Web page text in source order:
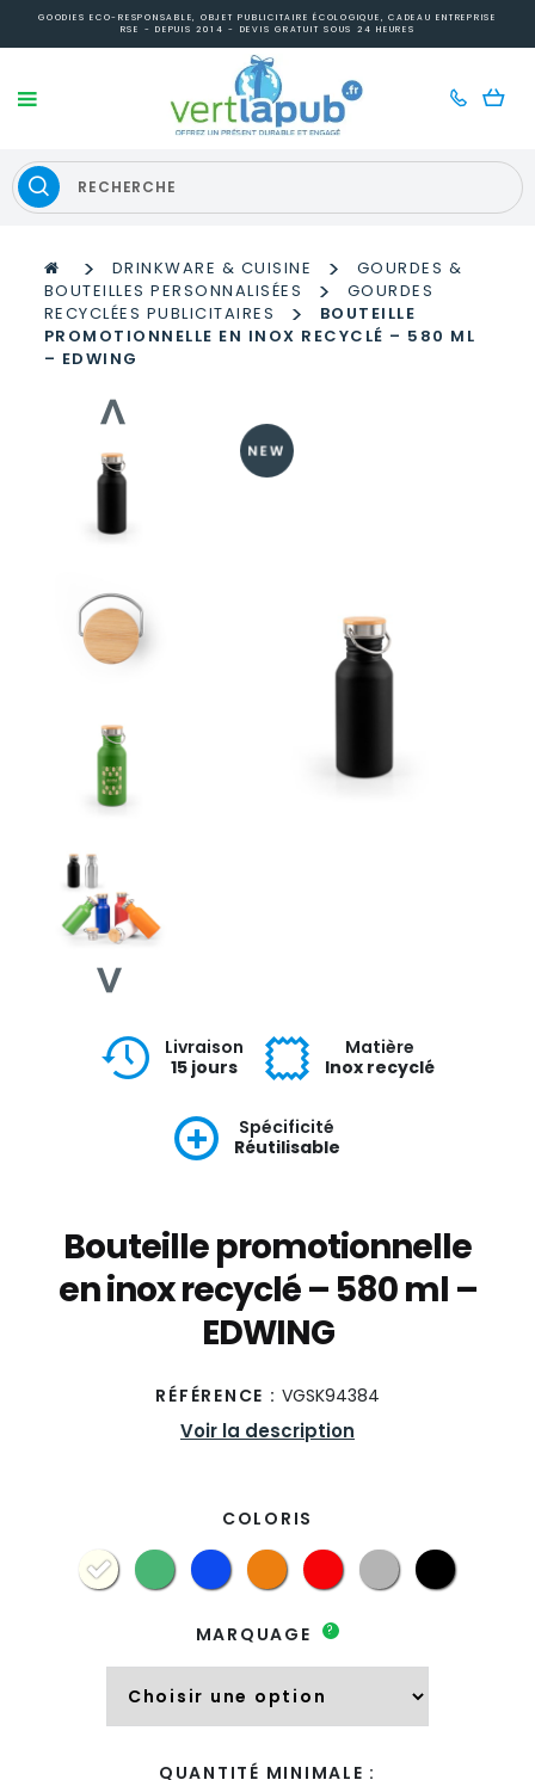
GOODIES ECO-RESPONSABLE, OBJET PUBLICITAIRE ÉCOLOGIQUE, CADEAU ENTREPRISE
RSE - DEPUIS 2014 - DEVIS GRATUIT SOUS 24 HEURES
> DRINKWARE & CUISINE >
GOURDES &
BOUTEILLES PERSONNALISÉES
>
GOURDES
RECYCLÉES PUBLICITAIRES
>
BOUTEILLE
PROMOTIONNELLE EN INOX RECYCLÉ – 580 ML
– EDWING
Livraison
15 jours
Matière
Inox recyclé
Spécificité
Réutilisable
Bouteille promotionnelle
en inox recyclé – 580 ml –
EDWING
RÉFÉRENCE : VGSK94384
Voir la description
COLORIS
MARQUAGE ?
QUANTITÉ MINIMALE :